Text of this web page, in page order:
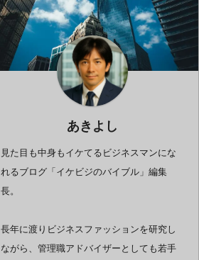
あきよし
見た目も中身もイケてるビジネスマンにな
れるブログ「イケビジのバイブル」編集
長。
長年に渡りビジネスファッションを研究し
ながら、管理職アドバイザーとしても若手